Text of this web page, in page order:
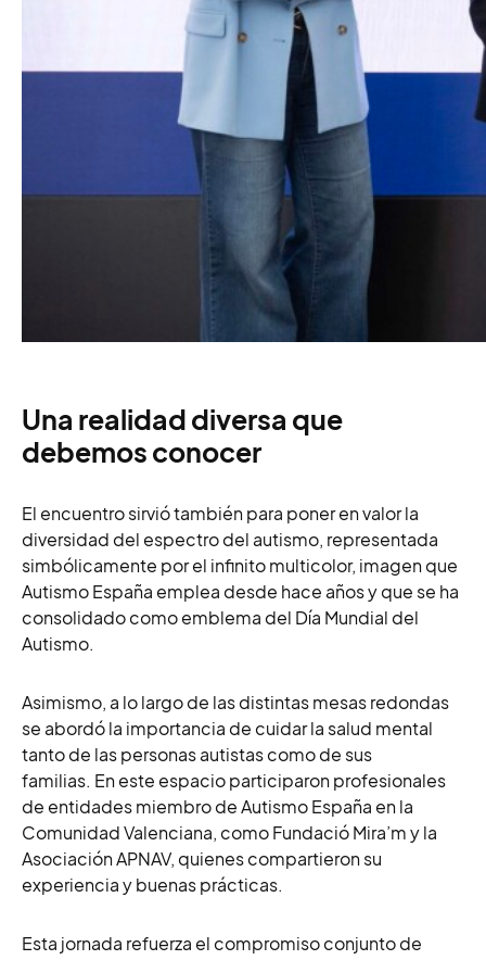
Una realidad diversa que
debemos conocer
El encuentro sirvió también para poner en valor la
diversidad del espectro del autismo, representada
simbólicamente por el infinito multicolor, imagen que
Autismo España emplea desde hace años y que se ha
consolidado como emblema del Día Mundial del
Autismo.
Asimismo, a lo largo de las distintas mesas redondas
se abordó la importancia de cuidar la salud mental
tanto de las personas autistas como de sus
familias. En este espacio participaron profesionales
de entidades miembro de Autismo España en la
Comunidad Valenciana, como Fundació Mira’m y la
Asociación APNAV, quienes compartieron su
experiencia y buenas prácticas.
Esta jornada refuerza el compromiso conjunto de